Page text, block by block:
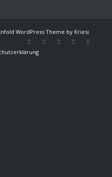
WordPress Theme by Kriesi